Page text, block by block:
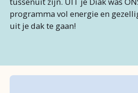
programma vol energie en
uit je dak te gaan!